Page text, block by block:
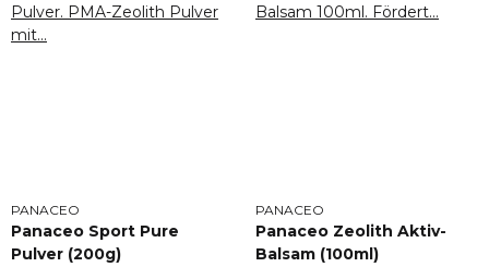
PANACEO
Panaceo Sport Pure
Pulver (200g)
PANACEO
Panaceo Zeolith Aktiv-
Balsam (100ml)